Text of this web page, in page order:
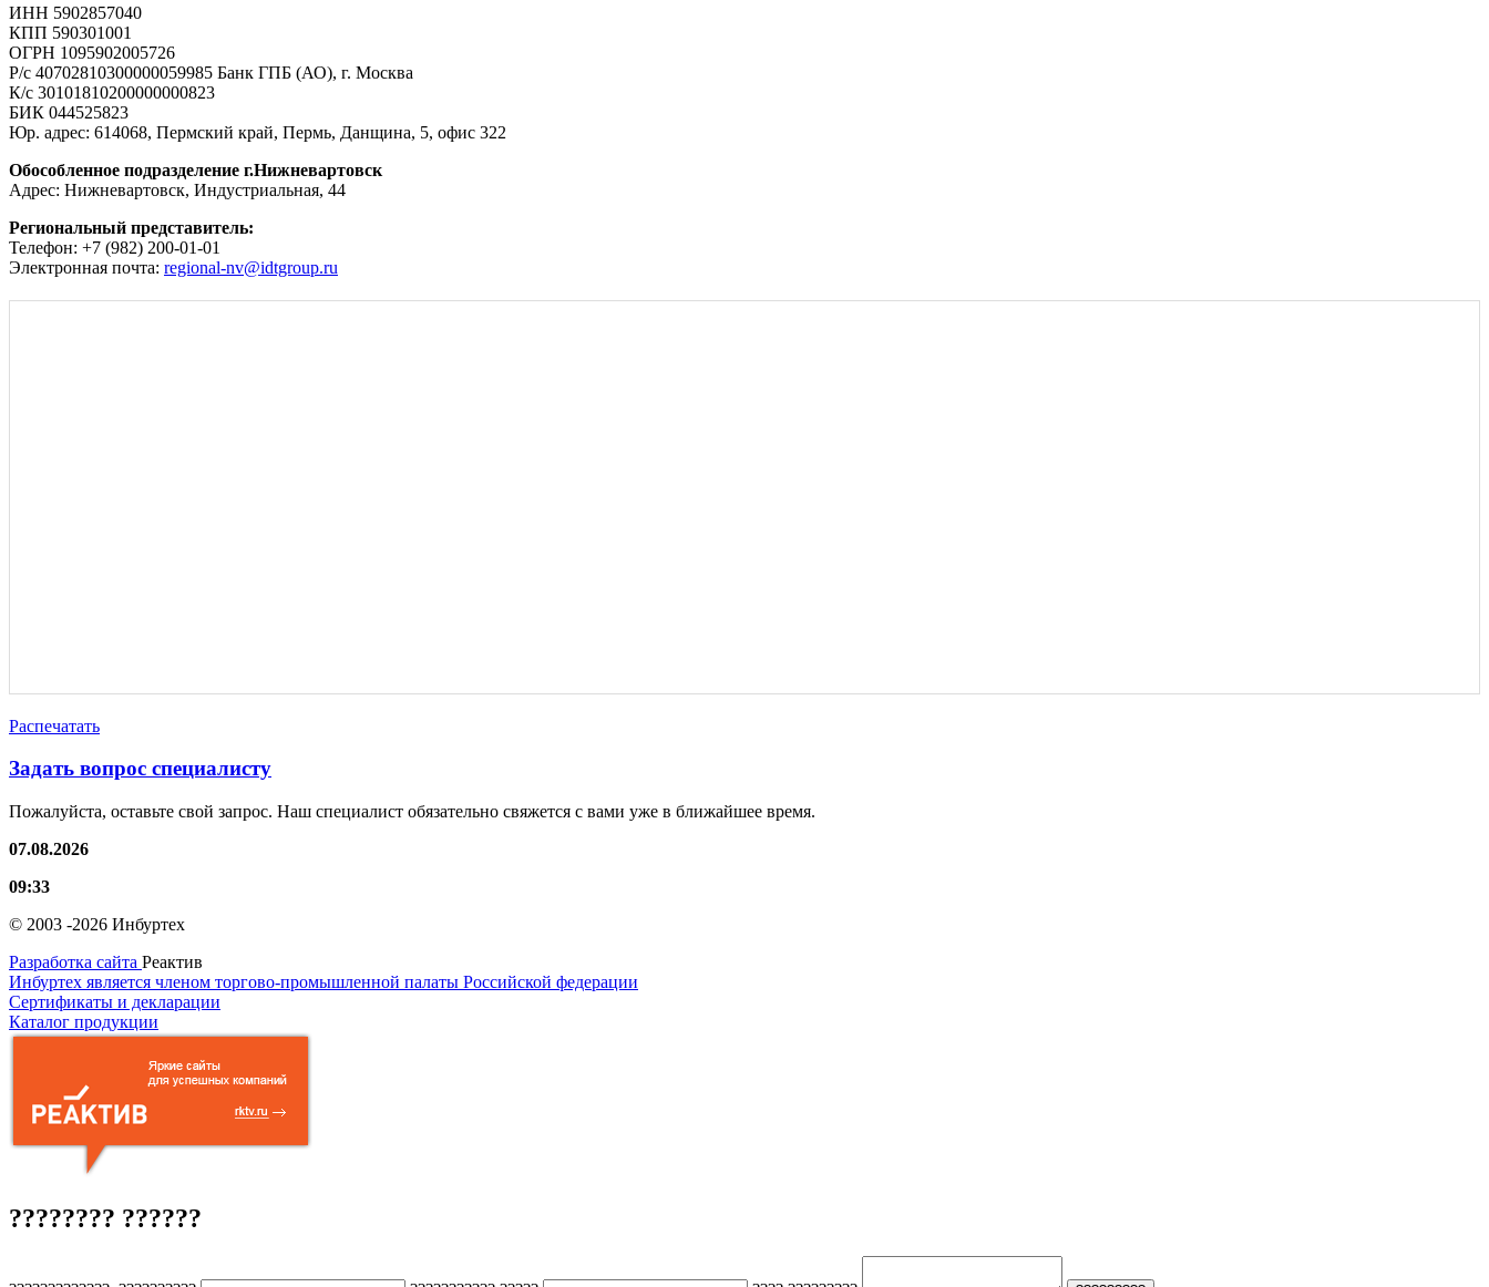
ИНН 5902857040
КПП 590301001
ОГРН 1095902005726
Р/с 40702810300000059985 Банк ГПБ (АО), г. Москва
К/с 30101810200000000823
БИК 044525823
Юр. адрес: 614068, Пермский край, Пермь, Данщина, 5, офис 322
Обособленное подразделение г.Нижневартовск
Адрес: Нижневартовск, Индустриальная, 44
Региональный представитель:
Телефон: +7 (982) 200-01-01
Электронная почта: regional-nv@idtgroup.ru
Распечатать
Задать вопрос специалисту
Пожалуйста, оставьте свой запрос. Наш специалист обязательно свяжется с вами уже в ближайшее время.
07.08.2026
09:33
© 2003 -2026 Инбуртех
Разработка сайта Реактив
Инбуртех является членом торгово-промышленной палаты Российской федерации
Сертификаты и декларации
Каталог продукции
???????? ??????